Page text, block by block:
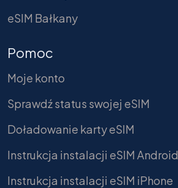
eSIM Bałkany
Pomoc
Moje konto
Sprawdź status swojej eSIM
Doładowanie karty eSIM
Instrukcja instalacji eSIM Android
Instrukcja instalacji eSIM iPhone